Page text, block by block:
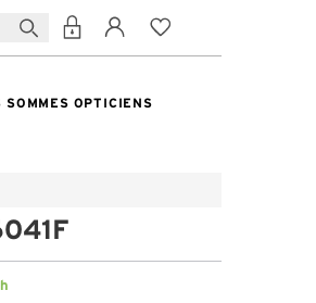
SOMMES OPTICIENS